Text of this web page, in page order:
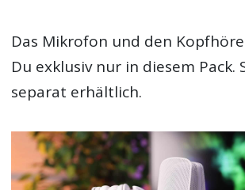
Das Mikrofon und den
Du exklusiv nur in diesem Pack.
separat erhältlich.